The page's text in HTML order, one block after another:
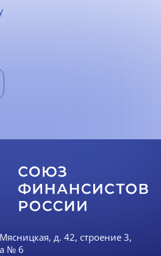
д. 42, строение 3,
№ 6